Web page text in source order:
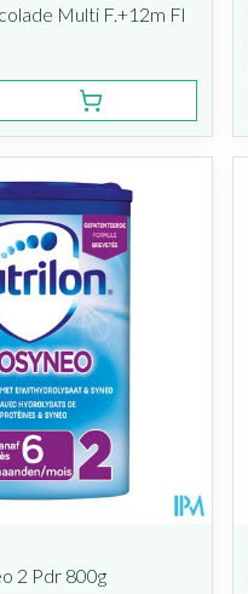
Multi F.+12m Fl
2 Pdr 800g